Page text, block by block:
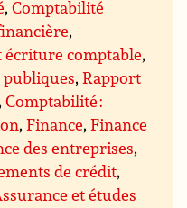
,Comptabilité
,
écriture comptable,
,Rapport
,Comptabilité :
,Finance,Finance
des entreprises,
de crédit,
et études